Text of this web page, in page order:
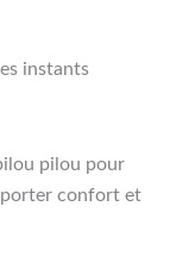
instants
pilou pour
confort et